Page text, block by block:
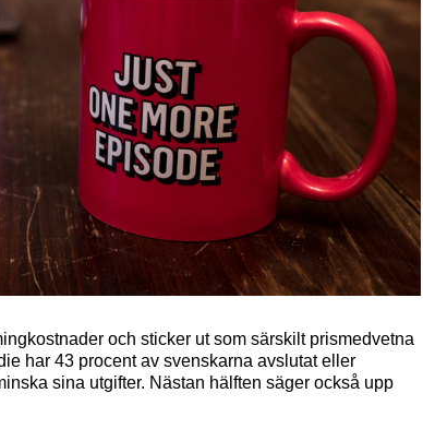
och sticker ut som särskilt prismedvetna
har 43 procent av svenskarna avslutat eller
sina utgifter. Nästan hälften säger också upp